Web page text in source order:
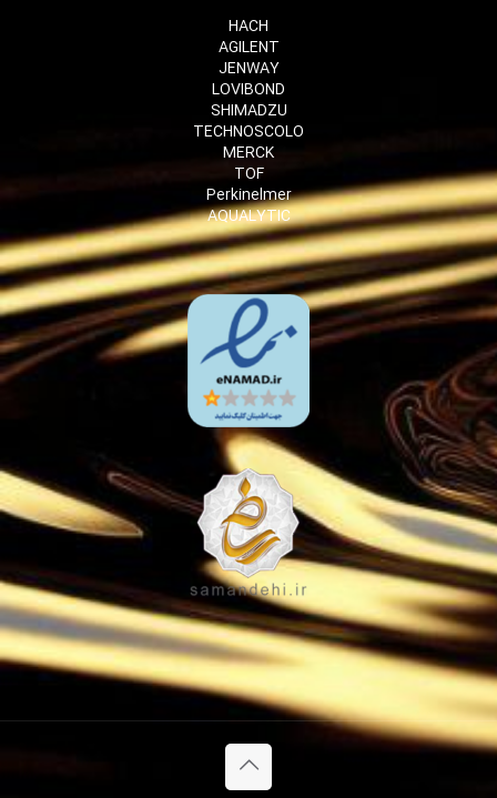
HACH
AGILENT
JENWAY
LOVIBOND
SHIMADZU
TECHNOSCOLO
MERCK
TOF
Perkinelmer
AQUALYTIC